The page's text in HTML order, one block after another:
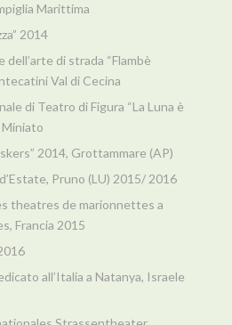
Marittima
2014
dell’arte di strada “Flambè
Val di Cecina
di Teatro di Figura “La Luna è
Miniato
2014, Grottammare (AP)
Pruno (LU) 2015/ 2016
theatres de marionnettes a
Francia 2015
all’Italia a Natanya, Israele